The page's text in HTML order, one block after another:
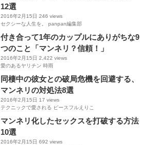
12選
2016年2月15日 246 views
セクシーな人生を。 panpan編集部
付き合って1年のカップルにありがちな9
つのこと「マンネリ？信頼！」
2016年2月15日 2,422 views
愛のあるヤリチン 時雨
同棲中の彼女との破局危機を回避する、
マンネリの対処法8選
2016年2月15日 17 views
テクニックで愛される ピースフルえりこ
マンネリ化したセックスを打破する方法
10選
2016年2月15日 692 views